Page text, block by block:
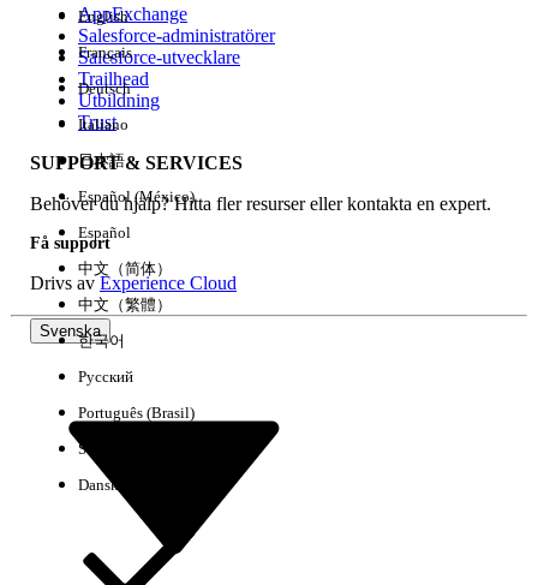
Händelse
Rensa alla Klart
AppExchange
Salesforce-administratörer
Salesforce-utvecklare
Trailhead
Utbildning
Trust
SUPPORT & SERVICES
Behöver du hjälp? Hitta fler resurser eller kontakta en expert.
Få support
Drivs avExperience Cloud
Svenska
English
Français
Deutsch
Italiano
日本語
Español (México)
Español
中文（简体）
中文（繁體）
한국어
Русский
Português (Brasil)
Suomi
Dansk